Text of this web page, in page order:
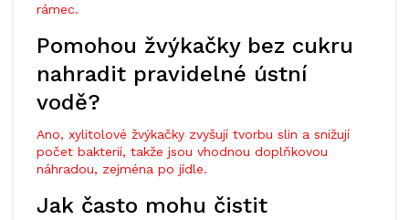
rámec.
Pomohou žvýkačky bez cukru
nahradit pravidelné ústní
vodě?
Ano, xylitolové žvýkačky zvyšují tvorbu slin a snižují
počet bakterií, takže jsou vhodnou doplňkovou
náhradou, zejména po jídle.
Jak často mohu čistit